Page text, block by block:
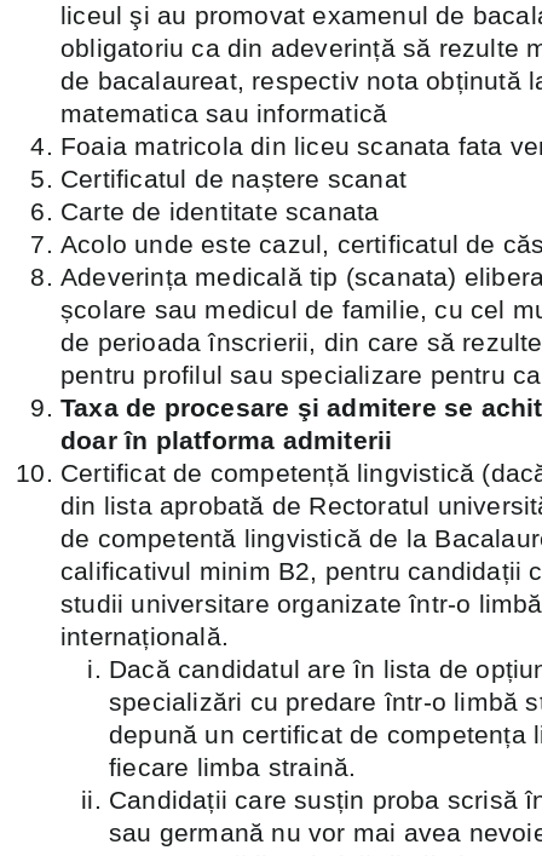
liceul şi au promovat examenul de
obligatoriu ca din adeverință să rezulte
de bacalaureat, respectiv nota obținută
matematica sau informatică
Foaia matricola din liceu scanata fata
Certificatul de naștere scanat
Carte de identitate scanata
Acolo unde este cazul, certificatul de
Adeverința medicală tip (scanata)
școlare sau medicul de familie, cu cel
de perioada înscrierii, din care să
pentru profilul sau specializare pentru
Taxa de procesare şi admitere se
doar în platforma admiterii
Certificat de competență lingvistică
din lista aprobată de Rectoratul
de competentă lingvistică de la
calificativul minim B2, pentru candidații
studii universitare organizate într-o
internațională.
Dacă candidatul are în lista de
specializări cu predare într-o limbă
depună un certificat de competența
fiecare limba straină.
Candidații care susțin proba scrisă
sau germană nu vor mai avea